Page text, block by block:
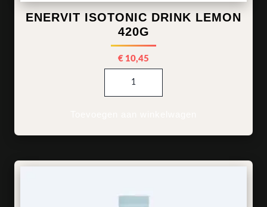
ENERVIT ISOTONIC DRINK LEMON
420G
€ 10,45